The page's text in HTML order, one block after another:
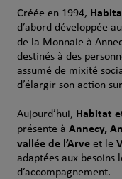
Créée en 1994,
d’abord développée
de la Monnaie à
destinés à des
assumé de mixité
d’élargir son action
Aujourd’hui, Habitat
présente à Annecy,
vallée de l’Arveet le
adaptées aux
d’accompagnement.